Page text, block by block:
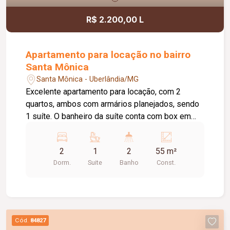
R$ 2.200,00 L
Apartamento para locação no bairro
Santa Mônica
Santa Mônica - Uberlândia/MG
Excelente apartamento para locação, com 2
quartos, ambos com armários planejados, sendo
1 suíte. O banheiro da suíte conta com box em
ampla e bem iluminada, sacada com
churrasqueira, cozinha com armários planejados e
cooktop, área de serviço com armário e banheiro
com capacidade para 2 carros. Um imóvel
confortável, funcional e pronto para morar.
2
Dorm.
1
Suite
2
Banho
55 m²
Const.
Cód. 84827